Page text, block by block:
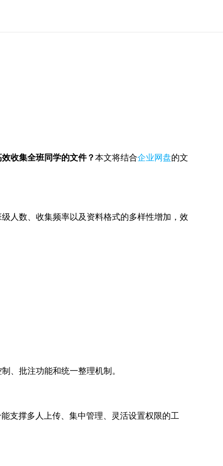
收集全班同学的文件？本文将结合企业网盘的文
人数、收集频率以及资料格式的多样性增加，效
、批注功能和统一整理机制。
支撑多人上传、集中管理、灵活设置权限的工